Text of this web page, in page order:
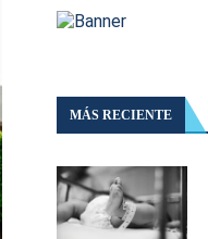
MÁS RECIENTE